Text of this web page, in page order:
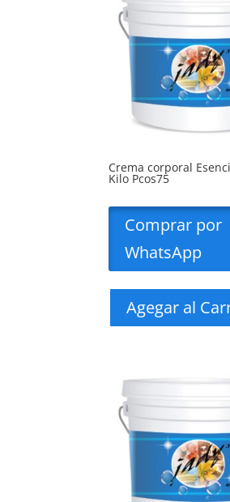
Crema corporal
Kilo Pcos75
Comprar por
WhatsApp
Agegar al